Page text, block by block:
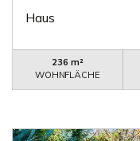
Haus
236 m²
WOHNFLÄCHE